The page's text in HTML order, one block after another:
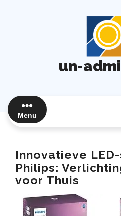
un-
Menu
Innovatieve
Philips:
voor Thuis